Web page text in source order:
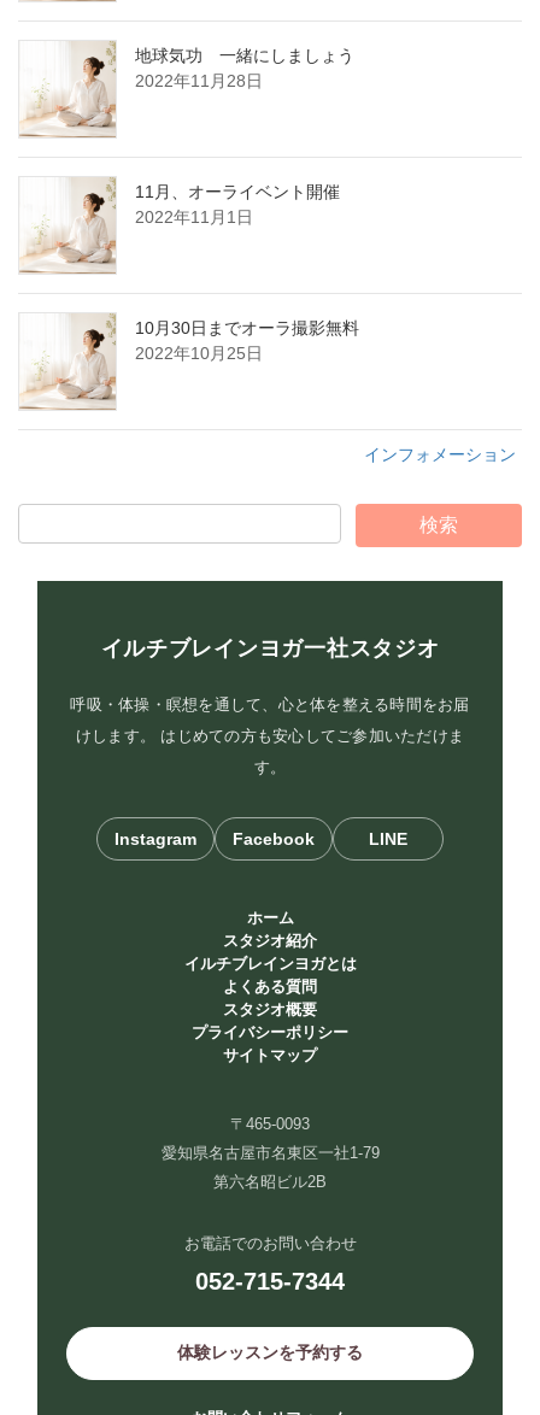
地球気功 一緒にしましょう
2022年11月28日
11月、オーライベント開催
2022年11月1日
10月30日までオーラ撮影無料
2022年10月25日
インフォメーション
イルチブレインヨガ一社スタジオ
呼吸・体操・瞑想を通して、心と体を整える時間をお届
けします。 はじめての方も安心してご参加いただけま
す。
Instagram Facebook LINE
ホーム
スタジオ紹介
イルチブレインヨガとは
よくある質問
スタジオ概要
プライバシーポリシー
サイトマップ
〒465-0093
愛知県名古屋市名東区一社1-79
第六名昭ビル2B
お電話でのお問い合わせ
052-715-7344
体験レッスンを予約する